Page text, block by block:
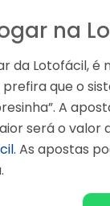
na
da Lotofácil, é
prefira que o
A
será o
. As apostas